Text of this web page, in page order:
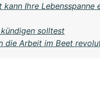
Ihre Lebensspanne
solltest
die Arbeit im Beet